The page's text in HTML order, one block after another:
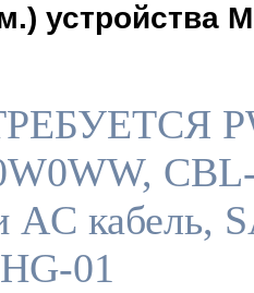
устройства
AC кабель,
01